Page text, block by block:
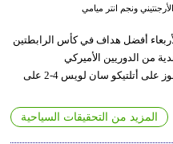
ونجم انتر ميامي
أفضل هداف في كأس الرابطتين
من الدوريين الأميركي
والمكسيكي، بعدما قاد إنتر ميامي إلى الفوز على أتلتيكو سان لويس 4-2 على
المزيد من التحقيقات السياحية